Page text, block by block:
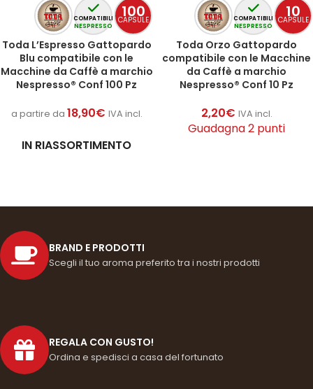
100
CAPSULE
COMPATIBILI
NESPRESSO
Toda L’Espresso Gattopardo
Blu compatibile con le
Macchine da Caffè a marchio
Nespresso® Conf 100 Pz
a partire da 18,90€ IVA incl.
IN RIASSORTIMENTO
10
CAPSULE
COMPATIBILI
NESPRESSO
Toda Orzo Gattopardo
compatibile con le Macchine
da Caffè a marchio
Nespresso® Conf 10 Pz
2,20€ IVA incl.
Guadagna 2 punti
BRAND E PRODOTTI
Scegli il tuo aroma preferito tra i nostri prodotti
REGALA CON GUSTO!
Ordina e spedisci a casa del fortunato